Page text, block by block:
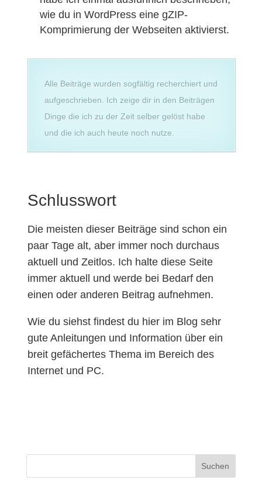
wie du in WordPress eine gZIP-
Komprimierung der Webseiten aktivierst.
Alle Beiträge wurden sogfältig recherchiert und
aufgeschrieben. Ich zeige dir in den Beiträgen
Dinge die ich zu der Zeit selber gelöst habe
und die ich auch heute noch nutze.
Schlusswort
Die meisten dieser Beiträge sind schon ein
paar Tage alt, aber immer noch durchaus
aktuell und Zeitlos. Ich halte diese Seite
immer aktuell und werde bei Bedarf den
einen oder anderen Beitrag aufnehmen.
Wie du siehst findest du hier im Blog sehr
gute Anleitungen und Information über ein
breit gefächertes Thema im Bereich des
Internet und PC.